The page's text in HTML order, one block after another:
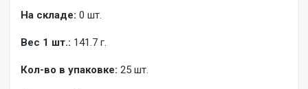
На складе: 0 шт.
Вес 1 шт.: 141.7 г.
Кол-во в упаковке: 25 шт.